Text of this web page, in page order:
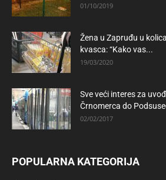
01/10/2019
Žena u Zapruđu u
kvasca: “Kako vas...
19/03/2020
Sve veći interes za
Črnomerca do
02/02/2017
POPULARNA KATEGORIJA